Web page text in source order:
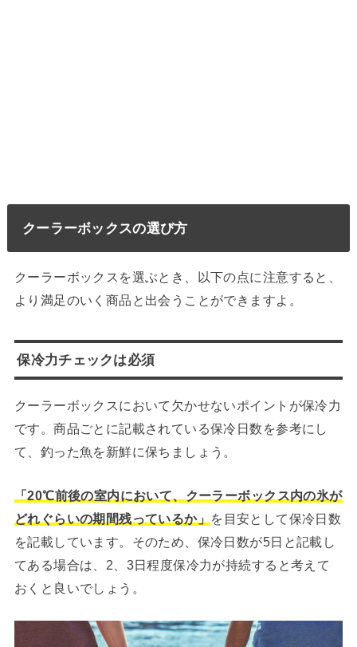
クーラーボックスの選び方
クーラーボックスを選ぶとき、以下の点に注意すると、
より満足のいく商品と出会うことができますよ。
保冷力チェックは必須
クーラーボックスにおいて欠かせないポイントが保冷力
です。商品ごとに記載されている保冷日数を参考にし
て、釣った魚を新鮮に保ちましょう。
「20℃前後の室内において、クーラーボックス内の氷が
どれぐらいの期間残っているか」
を目安として保冷日数
を記載しています。そのため、保冷日数が5日と記載し
てある場合は、2、3日程度保冷力が持続すると考えて
おくと良いでしょう。